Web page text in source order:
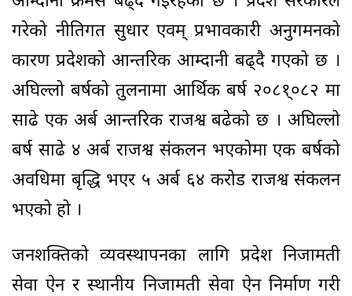
गरेको नीतिगत सुधार एवम् प्रभावकारी अनुगमनको
कारण प्रदेशको आन्तरिक आम्दानी बढ्दै गएको छ ।
अघिल्लो बर्षको तुलनामा आर्थिक बर्ष २०८१्०८२ मा
साढे एक अर्ब आन्तरिक राजश्व बढेको छ । अघिल्लो
बर्ष साढे ४ अर्ब राजश्व संकलन भएकोमा एक बर्षको
अवधिमा बृद्धि भएर ५ अर्ब ६४ करोड राजश्व संकलन
भएको हो ।
जनशक्तिको व्यवस्थापनका लागि प्रदेश निजामती
सेवा ऐन र स्थानीय निजामती सेवा ऐन निर्माण गरी